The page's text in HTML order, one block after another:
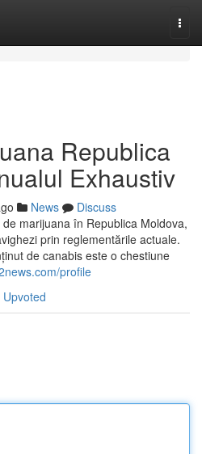
Republica
Exhaustiv
News
Discuss
marijuana în Republica Moldova,
prin reglementările actuale.
de canabis este o chestiune
profile